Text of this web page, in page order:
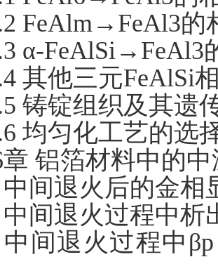
FeAlm→FeAl3的
α-FeAlSi→FeAl3
其他三元FeAlSi
铸锭组织及其遗
均匀化工艺的选
铝箔材料中的
中间退火后的金
中间退火过程中
中间退火过程中